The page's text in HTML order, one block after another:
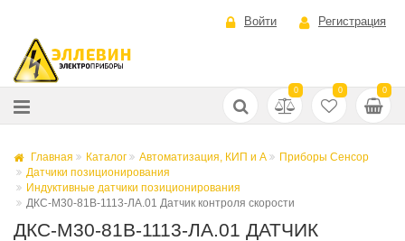
Войти Регистрация
0 0 0
Главная Каталог Автоматизация, КИП и А
Приборы Сенсор
Датчики позиционирования
Индуктивные датчики позиционирования
ДКС-М30-81В-1113-ЛА.01 Датчик контроля скорости
ДКС-М30-81В-1113-ЛА.01 ДАТЧИК